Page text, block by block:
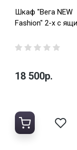
Шкаф "Вега NEW
Fashion" 2-х с
18 500р.